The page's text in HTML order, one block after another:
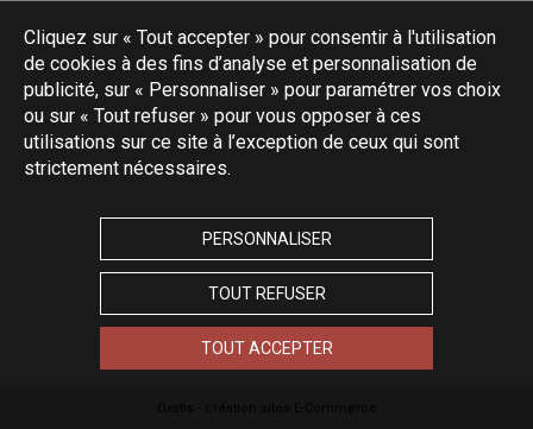
Cliquez sur « Tout accepter » pour consentir à l'utilisation
de cookies à des fins d’analyse et personnalisation de
publicité, sur « Personnaliser » pour paramétrer vos choix
ou sur « Tout refuser » pour vous opposer à ces
utilisations sur ce site à l’exception de ceux qui sont
strictement nécessaires.
PERSONNALISER
TOUT REFUSER
TOUT ACCEPTER